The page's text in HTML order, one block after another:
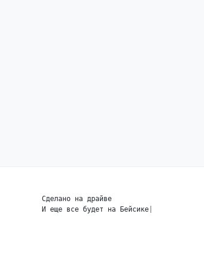
Сделано на драйве
И еще все будет на Бейсике